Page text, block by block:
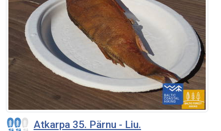
Atkarpa 35. Pärnu - Liu.